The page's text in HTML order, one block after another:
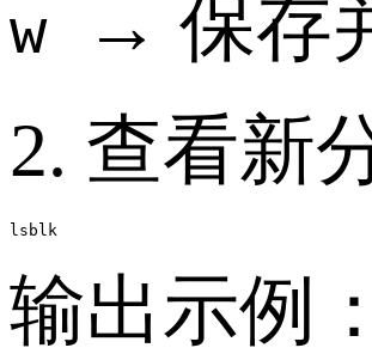
w
→ 保存
2. 查看新
输出示例：